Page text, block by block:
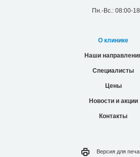
Пн.-Вс.: 08:00-
О клинике
Наши
Специалисты
Цены
Новости и акции
Контакты
Версия для